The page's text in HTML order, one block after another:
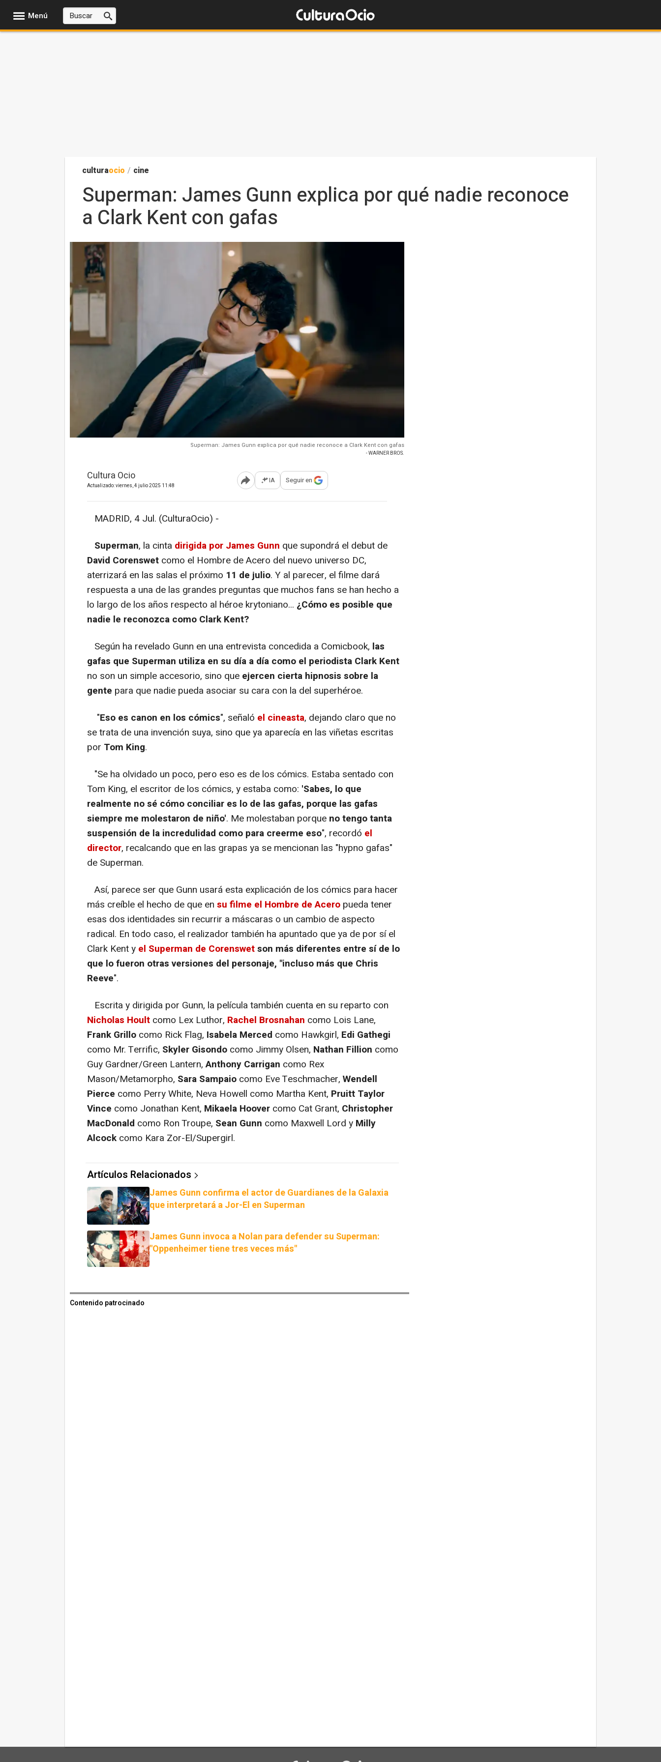
Menú
culturaocio / cine
Superman: James Gunn explica por qué nadie reconoce
a Clark Kent con gafas
Superman: James Gunn explica por qué nadie reconoce a Clark Kent con gafas
- WARNER BROS.
Cultura Ocio
Actualizado: viernes, 4 julio 2025 11:48 Abrir opciones para compartir
IA Seguir en
MADRID, 4 Jul. (CulturaOcio) -
Superman, la cinta dirigida por James Gunn que supondrá el debut de
David Corenswet como el Hombre de Acero del nuevo universo DC,
aterrizará en las salas el próximo 11 de julio. Y al parecer, el filme dará
respuesta a una de las grandes preguntas que muchos fans se han hecho a
lo largo de los años respecto al héroe krytoniano... ¿Cómo es posible que
nadie le reconozca como Clark Kent?
Según ha revelado Gunn en una entrevista concedida a Comicbook, las
gafas que Superman utiliza en su día a día como el periodista Clark Kent
no son un simple accesorio, sino que ejercen cierta hipnosis sobre la
gente para que nadie pueda asociar su cara con la del superhéroe.
"Eso es canon en los cómics", señaló el cineasta, dejando claro que no
se trata de una invención suya, sino que ya aparecía en las viñetas escritas
por Tom King.
"Se ha olvidado un poco, pero eso es de los cómics. Estaba sentado con
Tom King, el escritor de los cómics, y estaba como: 'Sabes, lo que
realmente no sé cómo conciliar es lo de las gafas, porque las gafas
siempre me molestaron de niño'. Me molestaban porque no tengo tanta
suspensión de la incredulidad como para creerme eso", recordó el
director, recalcando que en las grapas ya se mencionan las "hypno gafas"
de Superman.
Así, parece ser que Gunn usará esta explicación de los cómics para hacer
más creíble el hecho de que en su filme el Hombre de Acero pueda tener
esas dos identidades sin recurrir a máscaras o un cambio de aspecto
radical. En todo caso, el realizador también ha apuntado que ya de por sí el
Clark Kent y el Superman de Corenswetson más diferentes entre sí de lo
que lo fueron otras versiones del personaje, "incluso más que Chris
Reeve".
Escrita y dirigida por Gunn, la película también cuenta en su reparto con
Nicholas Hoult como Lex Luthor, Rachel Brosnahan como Lois Lane,
Frank Grillo como Rick Flag, Isabela Merced como Hawkgirl, Edi Gathegi
como Mr. Terrific, Skyler Gisondo como Jimmy Olsen, Nathan Fillion como
Guy Gardner/Green Lantern,Anthony Carrigan como Rex
Mason/Metamorpho, Sara Sampaio como Eve Teschmacher, Wendell
Pierce como Perry White, Neva Howell como Martha Kent, Pruitt Taylor
Vince como Jonathan Kent, Mikaela Hoover como Cat Grant, Christopher
MacDonald como Ron Troupe, Sean Gunn como Maxwell Lord y Milly
Alcock como Kara Zor-El/Supergirl.
Artículos Relacionados
James Gunn confirma el actor de Guardianes de la Galaxia
que interpretará a Jor-El en Superman
James Gunn invoca a Nolan para defender su Superman:
"Oppenheimer tiene tres veces más"
Contenido patrocinado